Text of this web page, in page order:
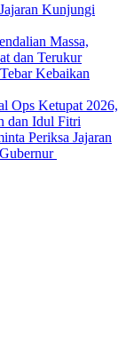
Kunjungi
Massa,
dan Terukur
Kebaikan
Ops Ketupat 2026,
dan Idul Fitri
Periksa Jajaran